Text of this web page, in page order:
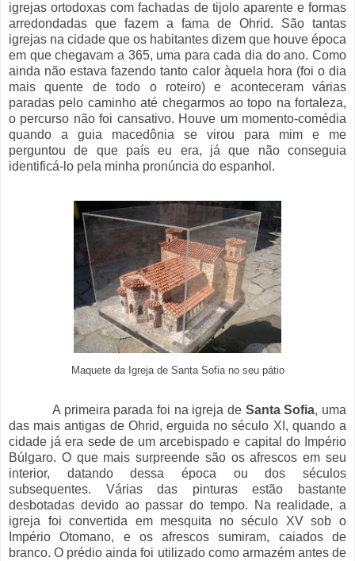
igrejas ortodoxas com fachadas de tijolo aparente e formas
arredondadas que fazem a fama de Ohrid. São tantas
igrejas na cidade que os habitantes dizem que houve época
em que chegavam a 365, uma para cada dia do ano. Como
ainda não estava fazendo tanto calor àquela hora (foi o dia
mais quente de todo o roteiro) e aconteceram várias
paradas pelo caminho até chegarmos ao topo na fortaleza,
o percurso não foi cansativo. Houve um momento-comédia
quando a guia macedônia se virou para mim e me
perguntou de que país eu era, já que não conseguia
identificá-lo pela minha pronúncia do espanhol.
Maquete da Igreja de Santa Sofia no seu pátio
A primeira parada foi na igreja de Santa Sofia, uma
das mais antigas de Ohrid, erguida no século XI, quando a
cidade já era sede de um arcebispado e capital do Império
Búlgaro. O que mais surpreende são os afrescos em seu
interior, datando dessa época ou dos séculos
subsequentes. Várias das pinturas estão bastante
desbotadas devido ao passar do tempo. Na realidade, a
igreja foi convertida em mesquita no século XV sob o
Império Otomano, e os afrescos sumiram, caiados de
branco. O prédio ainda foi utilizado como armazém antes de